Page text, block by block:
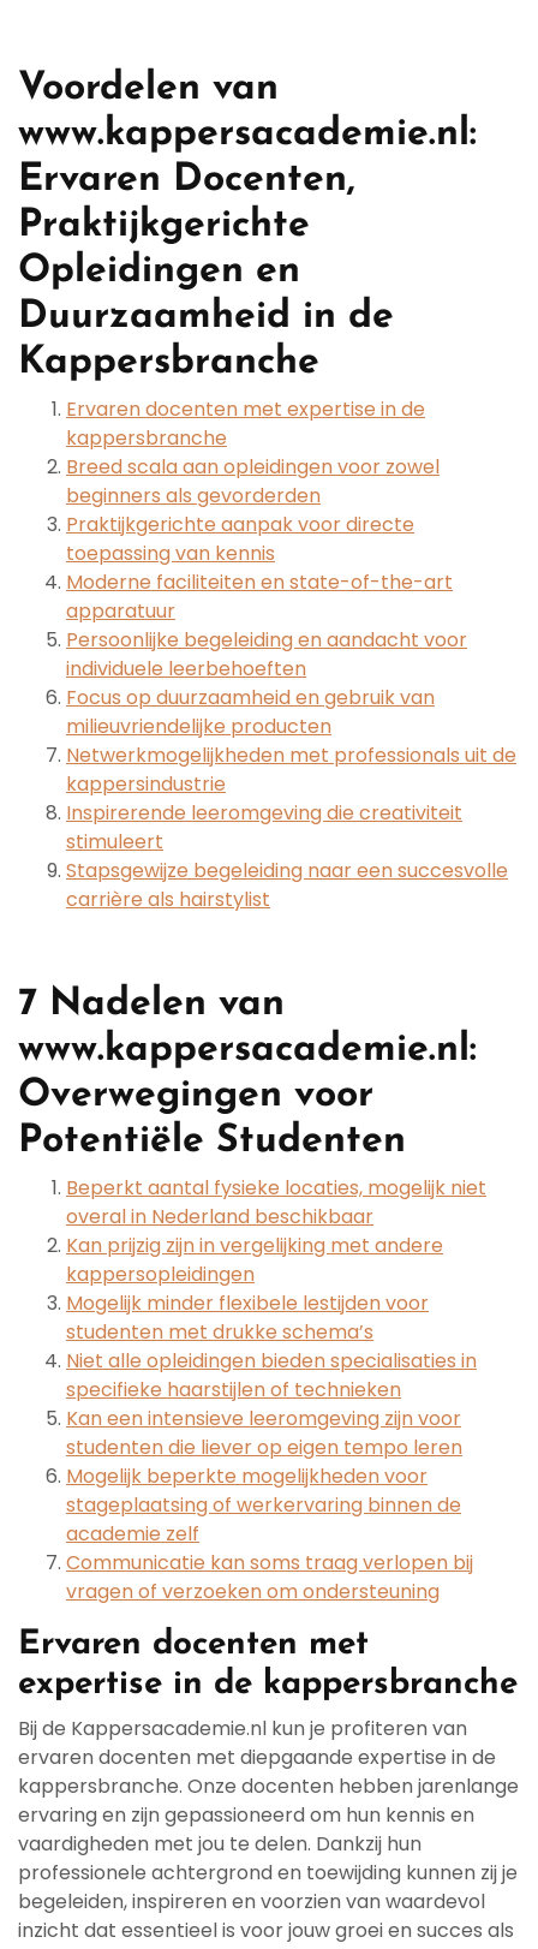
Voordelen van
www.kappersacademie.nl:
Ervaren Docenten,
Praktijkgerichte
Opleidingen en
Duurzaamheid in de
Kappersbranche
Ervaren docenten met expertise in de
kappersbranche
Breed scala aan opleidingen voor zowel
beginners als gevorderden
Praktijkgerichte aanpak voor directe
toepassing van kennis
Moderne faciliteiten en state-of-the-art
apparatuur
Persoonlijke begeleiding en aandacht voor
individuele leerbehoeften
Focus op duurzaamheid en gebruik van
milieuvriendelijke producten
Netwerkmogelijkheden met professionals uit de
kappersindustrie
Inspirerende leeromgeving die creativiteit
stimuleert
Stapsgewijze begeleiding naar een succesvolle
carrière als hairstylist
7 Nadelen van
www.kappersacademie.nl:
Overwegingen voor
Potentiële Studenten
Beperkt aantal fysieke locaties, mogelijk niet
overal in Nederland beschikbaar
Kan prijzig zijn in vergelijking met andere
kappersopleidingen
Mogelijk minder flexibele lestijden voor
studenten met drukke schema’s
Niet alle opleidingen bieden specialisaties in
specifieke haarstijlen of technieken
Kan een intensieve leeromgeving zijn voor
studenten die liever op eigen tempo leren
Mogelijk beperkte mogelijkheden voor
stageplaatsing of werkervaring binnen de
academie zelf
Communicatie kan soms traag verlopen bij
vragen of verzoeken om ondersteuning
Ervaren docenten met
expertise in de kappersbranche
Bij de Kappersacademie.nl kun je profiteren van
ervaren docenten met diepgaande expertise in de
kappersbranche. Onze docenten hebben jarenlange
ervaring en zijn gepassioneerd om hun kennis en
vaardigheden met jou te delen. Dankzij hun
professionele achtergrond en toewijding kunnen zij je
begeleiden, inspireren en voorzien van waardevol
inzicht dat essentieel is voor jouw groei en succes als